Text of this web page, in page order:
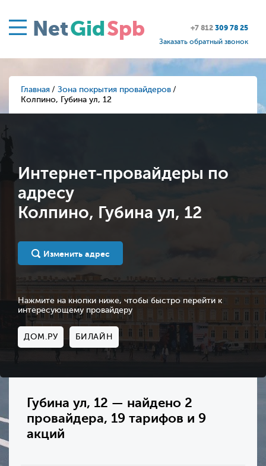
NetGidSpb +7 812 309 78 25
Заказать обратный звонок
Главная
Зона покрытия провайдеров
Колпино, Губина ул, 12
Интернет-провайдеры по
адресу
Колпино, Губина ул, 12
Изменить адрес
Нажмите на кнопки ниже, чтобы быстро перейти к
интересующему провайдеру
ДОМ.РУ БИЛАЙН
Губина ул, 12 — найдено 2
провайдера, 19 тарифов и 9
акций